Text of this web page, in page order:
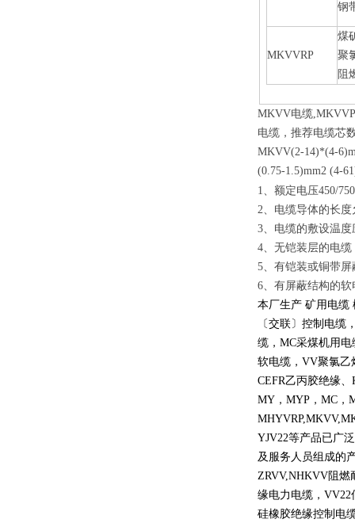
钢
MKVVRP
煤
聚
阻
MKVV电缆
电缆，推荐电缆芯
MKVV(2-14)*(4-
(0.75-1.5)mm2 (4-
1、额定电压450/
2、电缆导体的长
3、电缆的敷设温
4、无铠装层的电
5、有铠装或铜带
6、有屏蔽结构的
本厂生产 矿用电缆
〔交联〕控制电缆
缆， MC采煤机用电
软电缆， VV聚氯乙
CEFR乙丙胶绝缘、
MY ， MYP ， MC ，
YJV22等产品已广
及服务人员组成的
ZRVV,NHKVV阻燃
缘电力电缆， VV22
硅橡胶绝缘控制电